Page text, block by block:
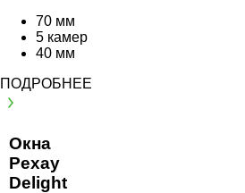
70 мм
5 камер
40 мм
ПОДРОБНЕЕ
Окна
Рехау
Delight